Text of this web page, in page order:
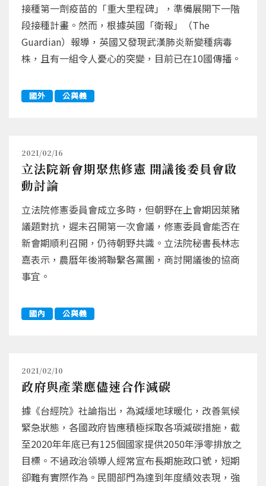
接種第一劑疫苗的「重大里程碑」，準備展開下一階
段接種計畫。然而，根據英國「衛報」（The
Guardian）報導，英國又發現武漢肺炎新變種病毒
株，且有一組令人憂心的突變，目前已在10國傳播。
國外 公與義
2021/02/16
立法院新會期聚焦修憲 開議後委員會啟
動討論
立法院修憲委員會成立多時，但朝野在上會期因萊豬
議題對抗，遲未召開第一次會議，修憲委員會能否在
新會期順利召開，仍待朝野共識。立法院秘書長林志
嘉表示，農曆年後將聯繫各黨團，商討開議後的協商
事宜。
國內 公與義
2021/02/10
政府與產業應儘速合作減碳
據《台經院》社論指出，為減緩地球暖化，改善氣候
緊急狀態，各國政府皆應積極採取各項減碳措施，截
至2020年年底已有125個國家提供2050年淨零排放之
目標。不過政治領導人經常宣布長期施政口號，短期
卻難有實際作為。民間部門為達到年度績效表現，強